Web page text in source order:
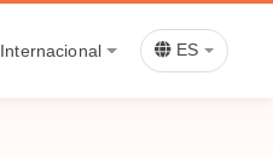
Internacional ES